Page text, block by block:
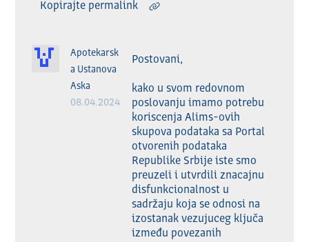
Kopirajte permalink
Apotekarsk
a Ustanova
Aska
08.04.2024
Postovani,
kako u svom redovnom
poslovanju imamo potrebu
koriscenja Alims-ovih
skupova podataka sa Portal
otvorenih podataka
Republike Srbije iste smo
preuzeli i utvrdili znacajnu
disfunkcionalnost u
sadržaju koja se odnosi na
izostanak vezujuceg ključa
između povezanih